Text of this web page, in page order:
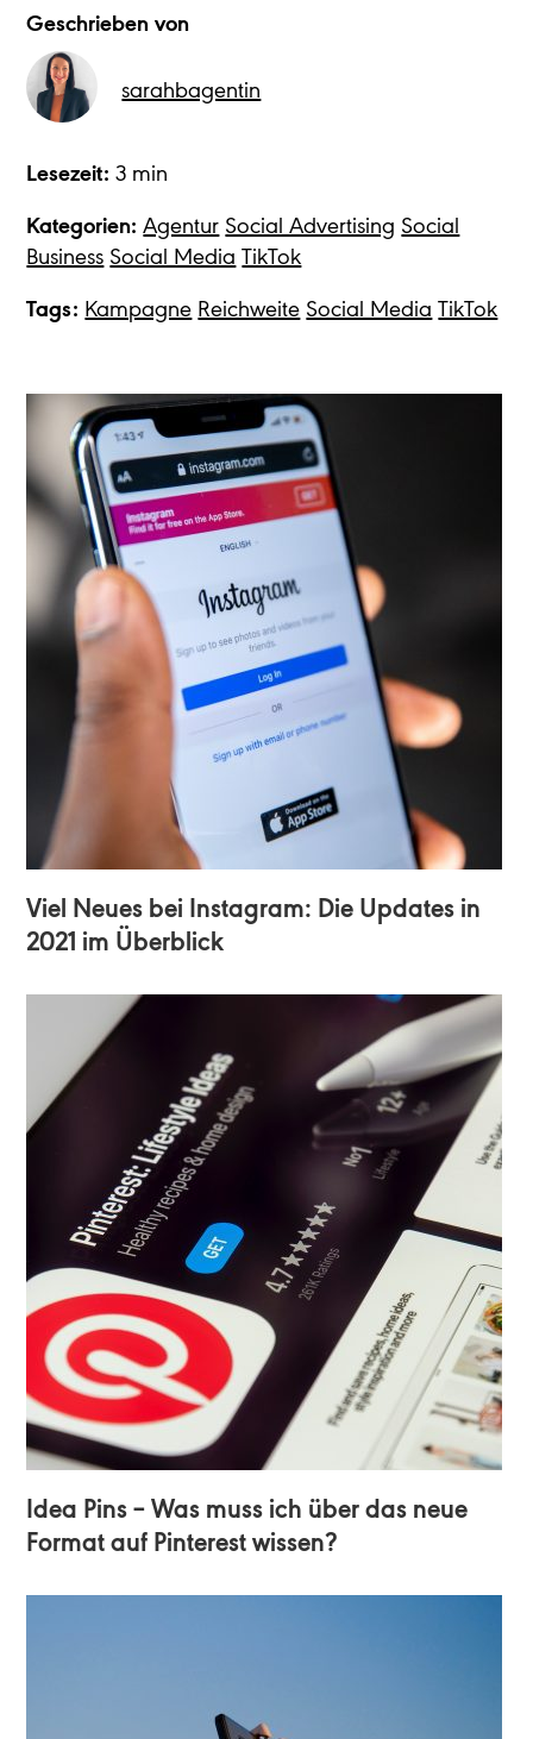
Geschrieben von
sarahbagentin
Lesezeit: 3 min
Kategorien:Agentur Social Advertising Social
Business Social Media TikTok
Tags: Kampagne Reichweite Social Media TikTok
Viel Neues bei Instagram: Die Updates in
2021 im Überblick
Idea Pins – Was muss ich über das neue
Format auf Pinterest wissen?